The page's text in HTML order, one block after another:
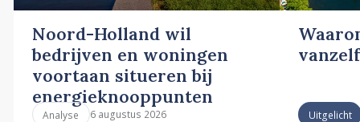
Noord-Holland wil
bedrijven en woningen
voortaan situeren bij
energieknooppunten
Analyse 6 augustus 2026 Uitgelicht